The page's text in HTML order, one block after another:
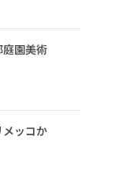
園美術
ッコか